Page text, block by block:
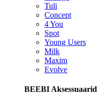
Tuli
Concept
4 You
Spot
Young Users
Milk
Maxim
Evolve
BEEBI Aksessuaarid